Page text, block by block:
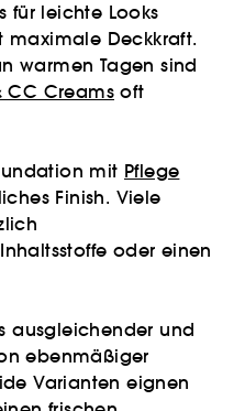
für leichte Looks
maximale Deckkraft.
warmen Tagen sind
CC Creams oft
mit Pflege
Finish. Viele
oder einen
ausgleichender und
ebenmäßiger
Varianten eignen